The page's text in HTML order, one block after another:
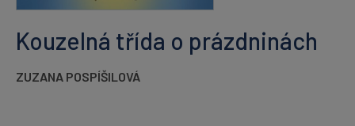
Kouzelná třída o prázdninách
ZUZANA POSPÍŠILOVÁ